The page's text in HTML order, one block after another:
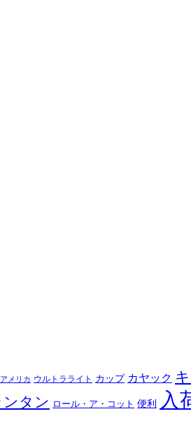
アメリカ ウルトラライト カップ カヤック
ンタン ロール・ア・コット 便利 入